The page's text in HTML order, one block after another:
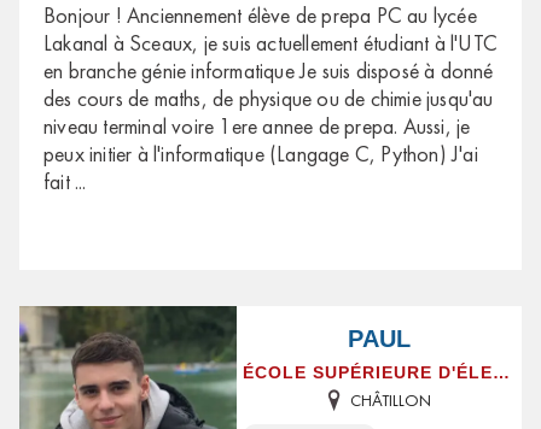
Bonjour ! Anciennement élève de prepa PC au lycée
Lakanal à Sceaux, je suis actuellement étudiant à l'UTC
en branche génie informatique Je suis disposé à donné
des cours de maths, de physique ou de chimie jusqu'au
niveau terminal voire 1ere annee de prepa. Aussi, je
peux initier à l'informatique (Langage C, Python) J'ai
fait...
PAUL
ÉCOLE SUPÉRIEURE D'ÉLECTRONIQUE DE L'OUEST
CHÂTILLON